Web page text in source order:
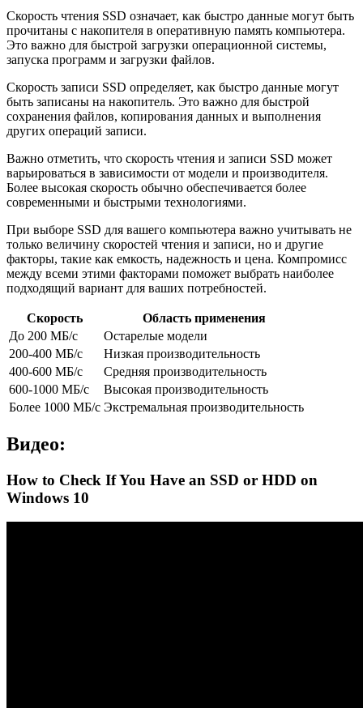
Скорость чтения SSD означает, как быстро данные могут быть
прочитаны с накопителя в оперативную память компьютера.
Это важно для быстрой загрузки операционной системы,
запуска программ и загрузки файлов.
Скорость записи SSD определяет, как быстро данные могут
быть записаны на накопитель. Это важно для быстрой
сохранения файлов, копирования данных и выполнения
других операций записи.
Важно отметить, что скорость чтения и записи SSD может
варьироваться в зависимости от модели и производителя.
Более высокая скорость обычно обеспечивается более
современными и быстрыми технологиями.
При выборе SSD для вашего компьютера важно учитывать не
только величину скоростей чтения и записи, но и другие
факторы, такие как емкость, надежность и цена. Компромисс
между всеми этими факторами поможет выбрать наиболее
подходящий вариант для ваших потребностей.
Скорость
Область применения
До 200 МБ/с
Остарелые модели
200-400 МБ/с
Низкая производительность
400-600 МБ/с
Средняя производительность
600-1000 МБ/с
Высокая производительность
Более 1000 МБ/с Экстремальная производительность
Видео:
How to Check If You Have an SSD or HDD on
Windows 10